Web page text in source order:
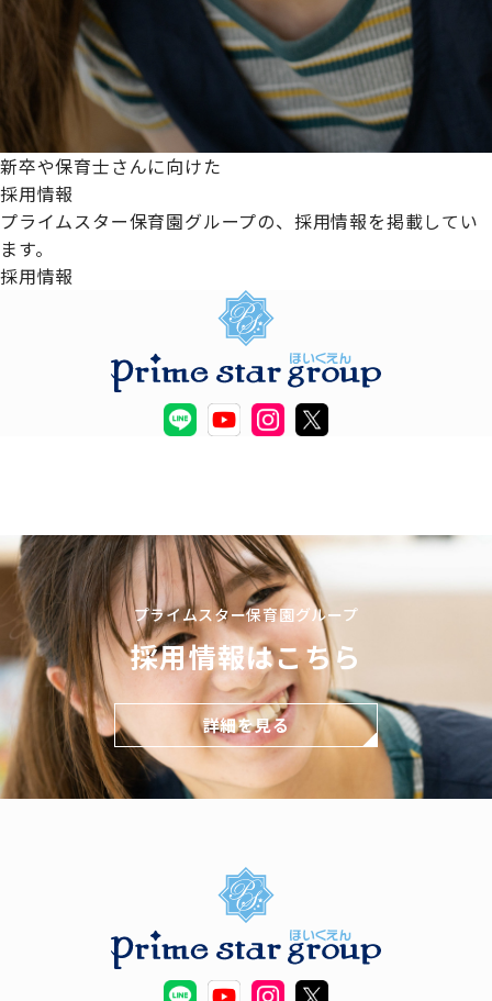
新卒や保育士さんに向けた
採用情報
プライムスター保育園グループの、採用情報を掲載してい
ます。
採用情報
プライムスター保育園グループ
採用情報はこちら
詳細を見る